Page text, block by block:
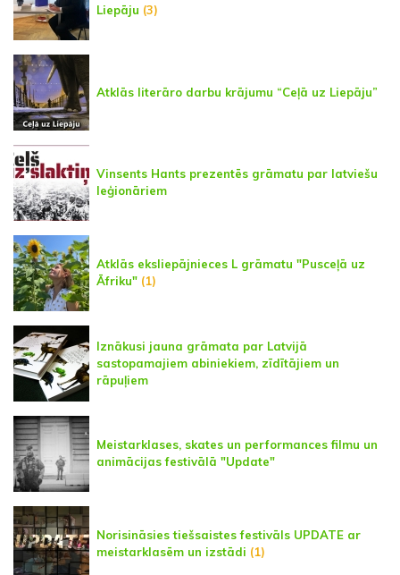
Liepāju (3)
Atklās literāro darbu krājumu “Ceļā uz Liepāju”
Vinsents Hants prezentēs grāmatu par latviešu
leģionāriem
Atklās eksliepājnieces L grāmatu "Pusceļā uz
Āfriku" (1)
Iznākusi jauna grāmata par Latvijā
sastopamajiem abiniekiem, zīdītājiem un
rāpuļiem
Meistarklases, skates un performances filmu un
animācijas festivālā "Update"
Norisināsies tiešsaistes festivāls UPDATE ar
meistarklasēm un izstādi (1)